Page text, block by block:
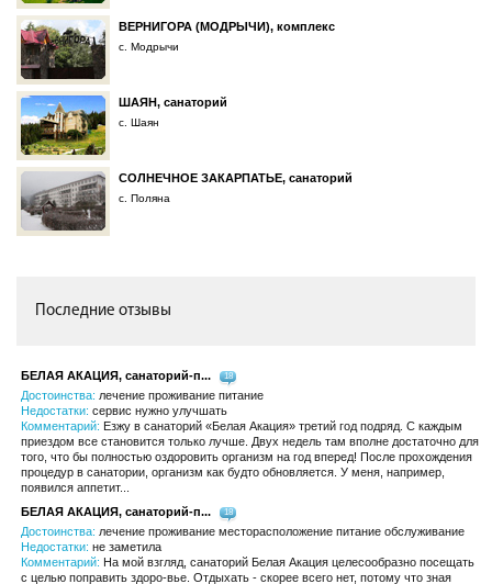
ВЕРНИГОРА (МОДРЫЧИ), комплекс
с. Модрычи
ШАЯН, санаторий
с. Шаян
СОЛНЕЧНОЕ ЗАКАРПАТЬЕ, санаторий
с. Поляна
Последние отзывы
БЕЛАЯ АКАЦИЯ, санаторий-п... 18
Достоинства: лечение проживание питание
Недостатки: сервис нужно улучшать
Комментарий: Езжу в санаторий «Белая Акация» третий год подряд. С каждым
приездом все становится только лучше. Двух недель там вполне достаточно для
того, что бы полностью оздоровить организм на год вперед! После прохождения
процедур в санатории, организм как будто обновляется. У меня, например,
появился аппетит...
БЕЛАЯ АКАЦИЯ, санаторий-п...
18
Достоинства: лечение проживание месторасположение питание обслуживание
Недостатки: не заметила
Комментарий: На мой взгляд, санаторий Белая Акация целесообразно посещать
с целью поправить здоро-вье. Отдыхать - скорее всего нет, потому что зная